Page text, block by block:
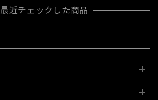
最近チェックした商品